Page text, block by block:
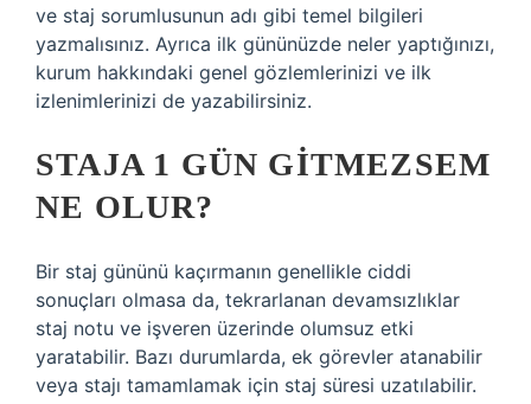
ve staj sorumlusunun adı gibi temel bilgileri
yazmalısınız. Ayrıca ilk gününüzde neler yaptığınızı,
kurum hakkındaki genel gözlemlerinizi ve ilk
izlenimlerinizi de yazabilirsiniz.
STAJA 1 GÜN GITMEZSEM
NE OLUR?
Bir staj gününü kaçırmanın genellikle ciddi
sonuçları olmasa da, tekrarlanan devamsızlıklar
staj notu ve işveren üzerinde olumsuz etki
yaratabilir. Bazı durumlarda, ek görevler atanabilir
veya stajı tamamlamak için staj süresi uzatılabilir.